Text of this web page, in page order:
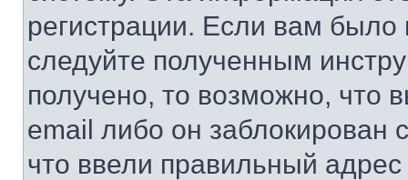
регистрации. Если вам
следуйте полученным
получено, то возможно, что
email либо он
что ввели правильный адрес